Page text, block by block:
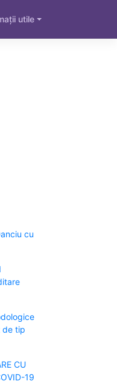
utile
cu
de tip
CU
19